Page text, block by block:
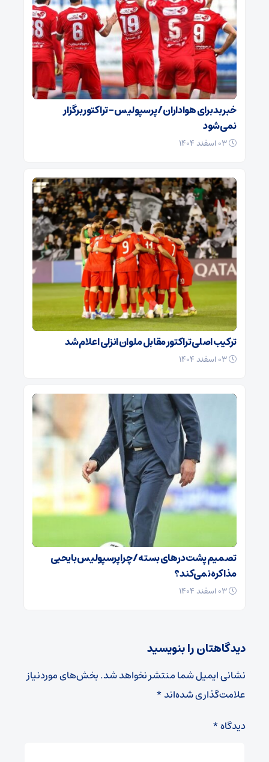
خبر بد برای هواداران / پرسپولیس – تراکتور برگزار
نمی‌شود
ترکیب اصلی تراکتور مقابل ملوان انزلی اعلام شد
تصمیم پشت در‌های بسته / چرا پرسپولیس با یحیی
مذاکره نمی‌کند؟
دیدگاهتان را بنویسید
نشانی ایمیل شما منتشر نخواهد شد.بخش‌های موردنیاز
علامت‌گذاری شده‌اند*
دیدگاه*